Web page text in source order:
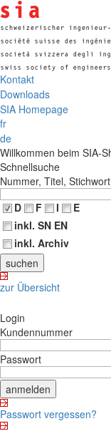
Kontakt
Downloads
SIA Homepage
fr
de
Willkommen beim SIA-
Schnellsuche
Nummer, Titel, Stichwort
D
F I
E
inkl. SN EN
inkl. Archiv
zur Übersicht
Login
Kundennummer
Passwort
Passwort vergessen?